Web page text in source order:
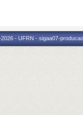
- UFRN - sigaa07-